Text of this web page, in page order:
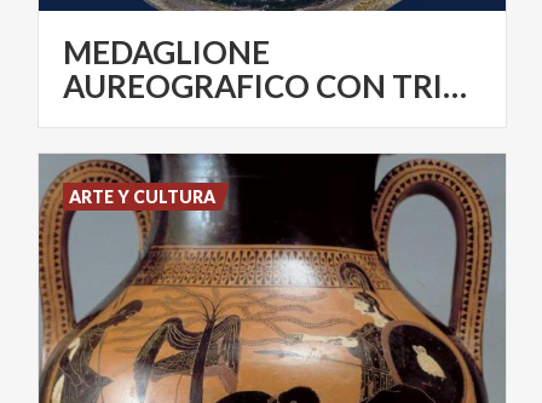
MEDAGLIONE
AUREOGRAFICO CON TRIPLICE RITRATTO 230-250 d.C.
ARTE Y CULTURA